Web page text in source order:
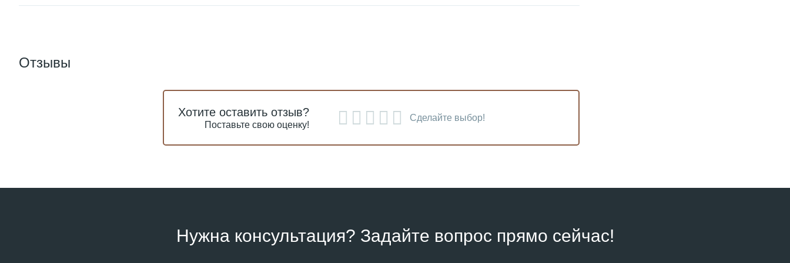
Отзывы
Хотите оставить отзыв?
Поставьте свою оценку!
Сделайте выбор!
Нужна консультация? Задайте вопрос прямо сейчас!